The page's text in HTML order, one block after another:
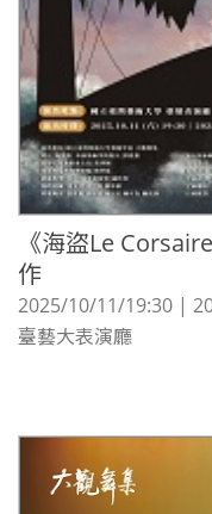
《海盜Le
作
2025/10/11/19:30 |
臺藝大表演廳